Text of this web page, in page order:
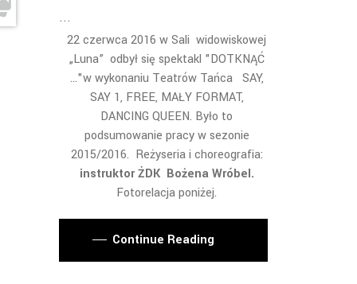
22 czerwca 2016 w Sali widowiskowej
„Luna” odbył się spektakl "DOTKNĄĆ
..."w wykonaniu Teatrów Tańca SAY,
SAY 1, FREE, MAŁY FORMAT,
DANCING QUEEN. Było to
podsumowanie pracy w sezonie
2015/2016. Reżyseria i choreografia:
instruktor ŻDK Bożena Wróbel.
Fotorelacja poniżej.
Continue Reading